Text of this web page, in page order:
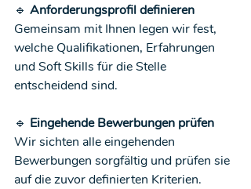
🔹 Anforderungsprofil definieren
Gemeinsam mit Ihnen legen wir fest,
welche Qualifikationen, Erfahrungen
und Soft Skills für die Stelle
entscheidend sind.
🔹 Eingehende Bewerbungen prüfen
Wir sichten alle eingehenden
Bewerbungen sorgfältig und prüfen sie
auf die zuvor definierten Kriterien.